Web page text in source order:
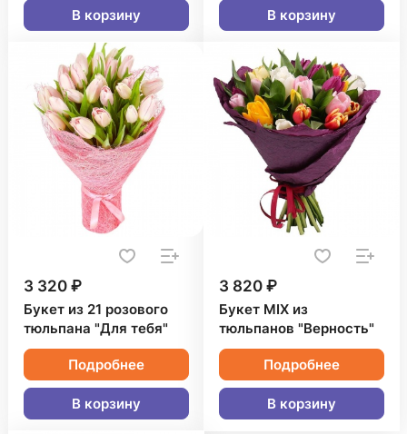
В корзину В корзину
3 320 ₽
Букет из 21 розового
тюльпана "Для тебя"
Подробнее
В корзину
3 820 ₽
Букет MIX из
тюльпанов "Верность"
Подробнее
В корзину